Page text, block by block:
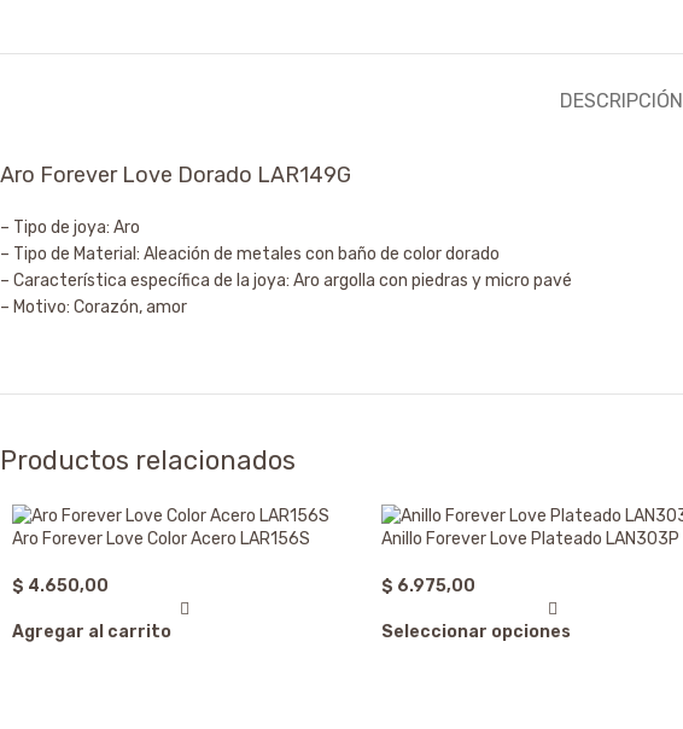
DESCRIPCIÓN
Aro Forever Love Dorado LAR149G
– Tipo de joya: Aro
– Tipo de Material: Aleación de metales con baño de color dorado
– Característica específica de la joya: Aro argolla con piedras y micro pavé
– Motivo: Corazón, amor
Productos relacionados
Aro Forever Love Color Acero LAR156S
$ 4.650,00
Agregar al carrito
Anillo Forever Love Plateado LAN303P
$ 6.975,00
Seleccionar opciones